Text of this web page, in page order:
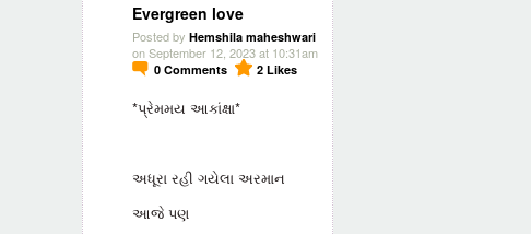
Evergreen love
Posted by Hemshila maheshwari
on September 12, 2023 at 10:31am
0 Comments 2 Likes
*પ્રેમમય આકાંક્ષા*
અધૂરા રહી ગયેલા અરમાન
આજે પણ